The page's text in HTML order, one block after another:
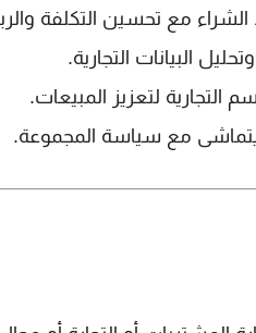
مع تحسين التكلفة
وتحليل البيانات التجارية.
التجارية لتعزيز المبيعات.
يتماشى مع سياسة المجموعة.